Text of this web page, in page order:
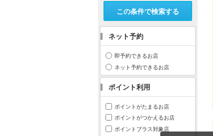
この条件で検索する
ネット予約
即予約できるお店
ネット予約できるお店
ポイント利用
ポイントがたまるお店
ポイントがつかえるお店
ポイントプラス対象店